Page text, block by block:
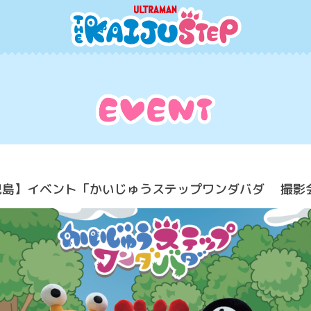
】イベント「かいじゅうステップワンダバダ 撮影